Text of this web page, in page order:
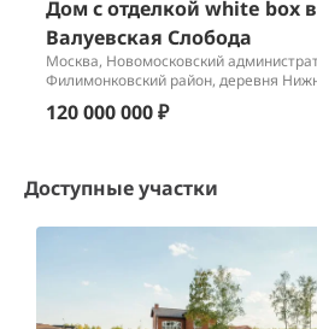
Дом с отделкой white box
Валуевская Слобода
Москва, Новомосковский
Филимонковский район, деревня
КП Валуевская слобода
120 000 000 ₽
Доступные участки